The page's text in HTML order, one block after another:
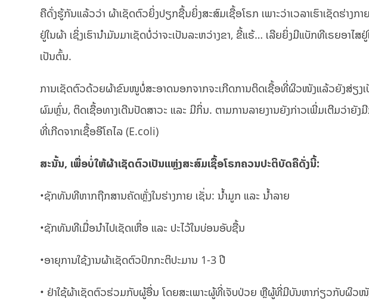
ຄືດັ່ງຮູ້ກັນແລ້ວວ່າ ຜ້າເຊັດຕົວຍິ່ງປຽກຊື້ນຍິ່ງສະສົມເຊື້ອໂຣກ ເພາະວ່າເວລາເຮົາເຊັດຮ່າ
ຢູ່ໃນຜ້າ ເຊິ່ງເຮົານຳມັນມາເຊັດບໍ່ວ່າຈະເປັນລະຫວ່າງຂາ, ຂີ້ແຮ້… ເລີຍຍິ່ງມີແບັກທີເຣຍອາ
ເປັນຕົ້ນ.
ການເຊັດຕົວດ້ວຍຜ້າຂົນໜູບໍ່ສະອາດນອກຈາກຈະເກີດການຕິດເຊື້ອທີ່ຜິວໜັງແລ້ວຍັງສ່ຽງເ
ຜົມຫຼົ່ນ, ຕິດເຊື້ອທາງເດີນປັດສາວະ ແລະ ມີກິ່ນ. ຕາມການລາຍງານຍັງກ່າວເພີ່ມເຕີມວ່າຍັ
ທີ່ເກີດຈາກເຊື້ອອີໂຄໄລ (E.coli)
ສະນັ້ນ, ເພື່ອບໍ່ໃຫ້ຜ້າເຊັດຕົວເປັນແຫຼ່ງສະສົມເຊື້ອໂຣກຄວນປະຕິບັດຄືດັ່ງນີ້:
•ຊັກທັນທີຫາກຖືກສານຄັດຫຼັ່ງໃນຮ່າງກາຍ ເຊັ່ນ: ນໍ້າມູກ ແລະ ນໍ້າລາຍ
•ຊັກທັນທີເມື່ອນຳໄປເຊັດເຫື່ອ ແລະ ປະໄວ້ໃນບ່ອນອັບຊື້ນ
•ອາຍຸການໃຊ້ງານຜ້າເຊັດຕົວປົກກະຕິປະມານ 1-3 ປີ
• ຢ່າໃຊ້ຜ້າເຊັດຕົວຮ່ວມກັບຜູ້ອື່ນ ໂດຍສະເພາະຜູ້ທີ່ເຈັບປ່ວຍ ຫຼືຜູ້ທີ່ມີບັນຫາກ່ຽວກັບຜິວໜັ